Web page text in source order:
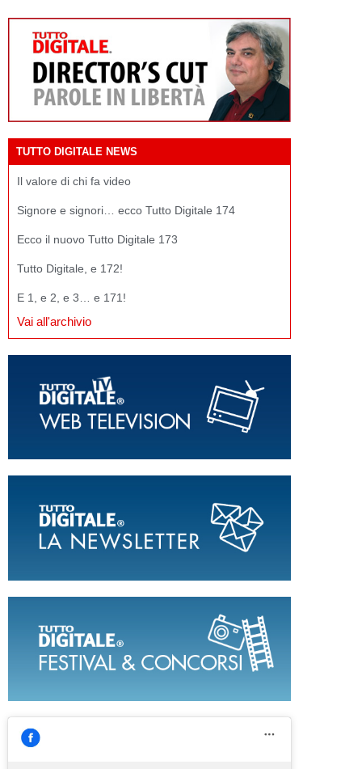
TUTTO DIGITALE NEWS
Il valore di chi fa video
Signore e signori… ecco Tutto Digitale 174
Ecco il nuovo Tutto Digitale 173
Tutto Digitale, e 172!
E 1, e 2, e 3… e 171!
Vai all'archivio